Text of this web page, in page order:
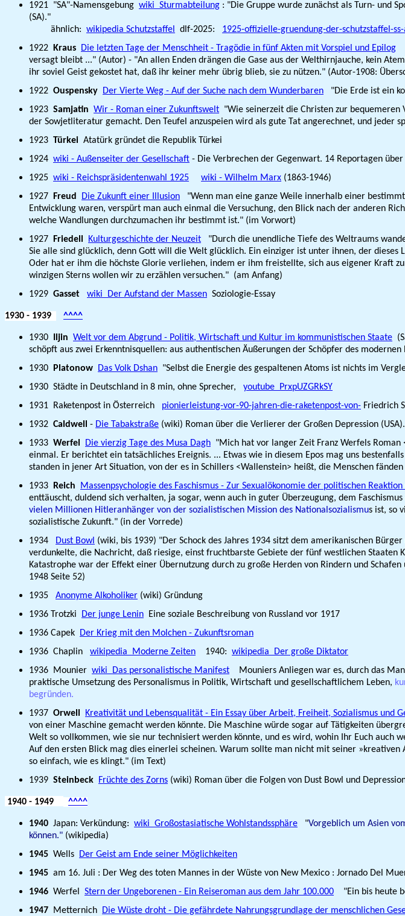
1921 "SA"-Namensgebung wiki Sturmabteilung : "Die Gruppe wurde zunächst als Turn- und
(SA)."
ähnlich: wikipedia Schutzstaffel dlf-2025: 1925-offizielle-gruendung-der-schutzstaffel-
1922
Kraus Die letzten Tage der Menschheit - Tragödie in fünf Akten mit Vorspiel und Epilog
versagt bleibt ..." (Autor) - "An allen Enden drängen die Gase aus der Welthirnjauche, kein
ihr soviel Geist gekostet hat, daß ihr keiner mehr übrig blieb, sie zu nützen." (Autor-1908:
1922 Ouspensky Der Vierte Weg - Auf der Suche nach dem Wunderbaren "Die Erde ist ein
1923 Samjatin Wir - Roman einer Zukunftswelt "Wie seinerzeit die Christen zur bequemeren
der Sowjetliteratur gemacht. Den Teufel anzuspeien wird als gute Tat angerechnet, und jeder
1923 Türkei Atatürk gründet die Republik Türkei
1924 wiki - Außenseiter der Gesellschaft - Die Verbrechen der Gegenwart. 14 Reportagen
1925 wiki - Reichspräsidentenwahl 1925 wiki - Wilhelm Marx (1863-1946)
1927
Freud Die Zukunft einer Illusion "Wenn man eine ganze Weile innerhalb einer
Entwicklung waren, verspürt man auch einmal die Versuchung, den Blick nach der anderen
welche Wandlungen durchzumachen ihr bestimmt ist." (im Vorwort)
1927
Friedell Kulturgeschichte der Neuzeit "Durch die unendliche Tiefe des Weltraums
Sie alle sind glücklich, denn Gott will die Welt glücklich. Ein einziger ist unter ihnen, der
Oder hat er ihm die höchste Glorie verliehen, indem er ihm freistellte, sich aus eigener Kraft
winzigen Sterns wollen wir zu erzählen versuchen." (am Anfang)
1929 Gasset wiki Der Aufstand der Massen Soziologie-Essay
1930 - 1939 ^^^^
1930 Iljin Welt vor dem Abgrund - Politik, Wirtschaft und Kultur im kommunistischen Staate
schöpft aus zwei Erkenntnisquellen: aus authentischen Äußerungen der Schöpfer des
1930
Platonow Das Volk Dshan "Selbst die Energie des gespaltenen Atoms ist nichts im
1930 Städte in Deutschland in 8 min, ohne Sprecher, youtube PrxpUZGRkSY
1931 Raketenpost in Österreich pionierleistung-vor-90-jahren-die-raketenpost-von- Friedrich
1932 Caldwell - Die Tabakstraße (wiki) Roman über die Verlierer der Großen Depression (USA).
1933 Werfel Die vierzig Tage des Musa Dagh "Mich hat vor langer Zeit Franz Werfels
einmal. Er berichtet ein tatsächliches Ereignis. ... Etwas wie in diesem Epos mag uns
standen in jener Art Situation, von der es in Schillers <Wallenstein> heißt, die Menschen
1933
Reich Massenpsychologie des Faschismus - Zur Sexualökonomie der politischen
enttäuscht, duldend sich verhalten, ja sogar, wenn auch in guter Über­zeugung, dem
vielen Millionen Hitleranhänger von der sozialistischen Mission des Nationalsozialismus ist, so
sozialistische Zukunft." (in der Vorrede)
1934
Dust Bowl (wiki, bis 1939) "Der Schock des Jahres 1934 sitzt dem amerikanischen
verdunkelte, die Nachricht, daß riesige, einst fruchtbarste Gebiete der fünf westlichen Staaten
Katastrophe war der Effekt einer Übernutzung durch zu große Herden von Rindern und
1948 Seite 52)
1935 Anonyme Alkoholiker (wiki) Gründung
1936 Trotzki
Der junge Lenin Eine soziale Beschreibung von Russland vor 1917
1936 Capek
Der Krieg mit den Molchen - Zukunftsroman
1936 Chaplin wikipedia Moderne Zeiten 1940: wikipedia Der große Diktator
1936 Mounier wiki Das personalistische Manifest Mouniers Anliegen war es, durch das
praktische Umsetzung des Personalismus in Politik, Wirtschaft und gesellschaftlichem Leben,
begründen.
1937 Orwell Kreativität und Lebensqualität - Ein Essay über Arbeit, Freiheit, Sozialismus und
von einer Maschine gemacht werden könnte. Die Maschine würde sogar auf Tätigkeiten
Welt so vollkommen, wie sie nur technisiert werden könnte, und es wird, wohin Ihr Euch
Auf den ersten Blick mag dies einerlei scheinen. Warum sollte man nicht mit seiner
so einfach, wie es klingt." (im Text)
1939 Steinbeck Früchte des Zorns (wiki) Roman über die Folgen von Dust Bowl und
1940 - 1949 ^^^^
1940 Japan: Verkündung: wiki Großostasiatische Wohlstandssphäre "Vorgeblich um Asien
können." (wikipedia)
1945 Wells
Der Geist am Ende seiner Möglichkeiten
1945 am 16. Juli : Der Weg des toten Mannes in der Wüste von New Mexico : Jornado Del
1946 Werfel Stern der Ungeborenen - Ein Reiseroman aus dem Jahr 100.000 "Ein bis heute
1947 Metternich Die Wüste droht - Die gefährdete Nahrungs­grundlage der menschlichen